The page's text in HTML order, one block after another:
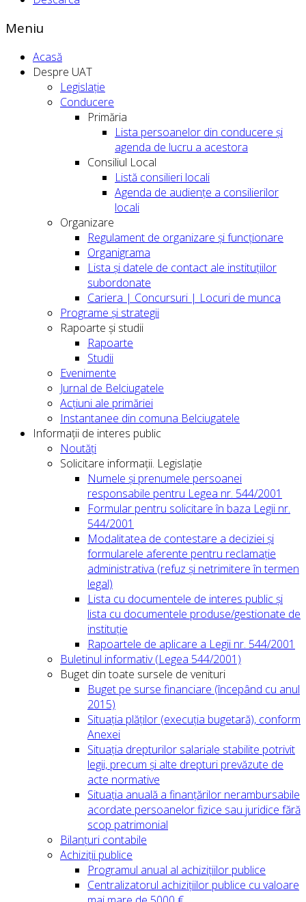
Meniu
Acasă
Despre UAT
Legislație
Conducere
Primăria
Lista persoanelor din conducere şi
agenda de lucru a acestora
Consiliul Local
Listă consilieri locali
Agenda de audiențe a consilierilor
locali
Organizare
Regulament de organizare și funcționare
Organigrama
Lista și datele de contact ale instituțiilor
subordonate
Cariera | Concursuri | Locuri de munca
Programe și strategii
Rapoarte și studii
Rapoarte
Studii
Evenimente
Jurnal de Belciugatele
Acțiuni ale primăriei
Instantanee din comuna Belciugatele
Informații de interes public
Noutăți
Solicitare informații. Legislație
Numele și prenumele persoanei
responsabile pentru Legea nr. 544/2001
Formular pentru solicitare în baza Legii nr.
544/2001
Modalitatea de contestare a deciziei și
formularele aferente pentru reclamație
administrativa (refuz și netrimitere în termen
legal)
Lista cu documentele de interes public și
lista cu documentele produse/gestionate de
instituție
Rapoartele de aplicare a Legii nr. 544/2001
Buletinul informativ (Legea 544/2001)
Buget din toate sursele de venituri
Buget pe surse financiare (începând cu anul
2015)
Situația plăților (execuția bugetară), conform
Anexei
Situația drepturilor salariale stabilite potrivit
legii, precum și alte drepturi prevăzute de
acte normative
Situația anuală a finanțărilor nerambursabile
acordate persoanelor fizice sau juridice fără
scop patrimonial
Bilanțuri contabile
Achiziții publice
Programul anual al achizițiilor publice
Centralizatorul achizițiilor publice cu valoare